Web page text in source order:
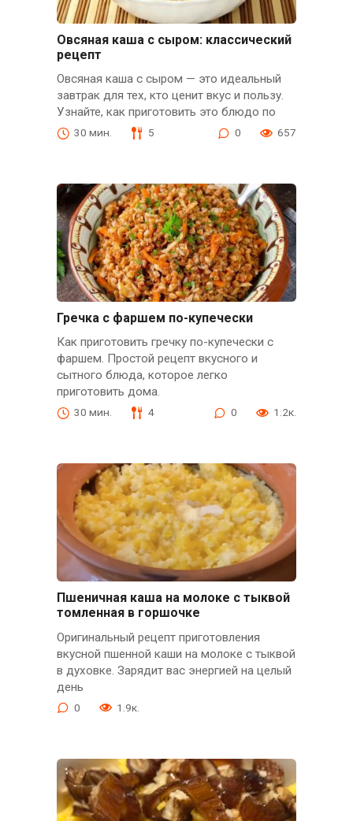
Овсяная каша с сыром: классический
рецепт
Овсяная каша с сыром — это идеальный
завтрак для тех, кто ценит вкус и пользу.
Узнайте, как приготовить это блюдо по
30 мин. 5 0 657
Гречка с фаршем по-купечески
Как приготовить гречку по-купечески с
фаршем. Простой рецепт вкусного и
сытного блюда, которое легко
приготовить дома.
30 мин. 4 0 1.2к.
Пшеничная каша на молоке с тыквой
томленная в горшочке
Оригинальный рецепт приготовления
вкусной пшенной каши на молоке с тыквой
в духовке. Зарядит вас энергией на целый
день
0 1.9к.